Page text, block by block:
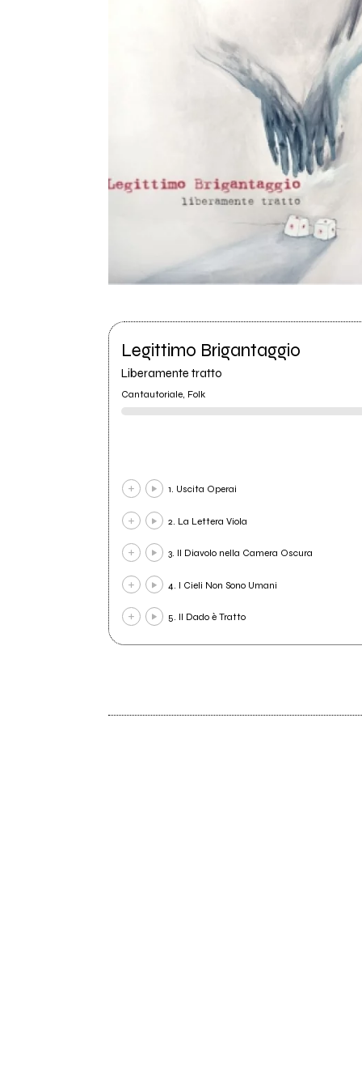
Legittimo Brigantaggio
Liberamente tratto
Cantautoriale, Folk
1. Uscita Operai
2. La Lettera Viola
3. Il Diavolo nella Camera Oscura
4. I Cieli Non Sono Umani
5. Il Dado è Tratto